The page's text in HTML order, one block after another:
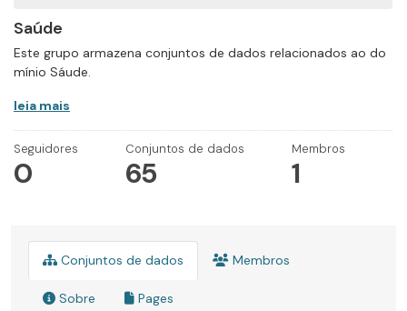
Saúde
Este grupo armazena conjuntos de dados relacionados ao do
mínio Sáude.
leia mais
Seguidores
0
Conjuntos de dados
65
Membros
1
Conjuntos de dados Membros
Sobre Pages